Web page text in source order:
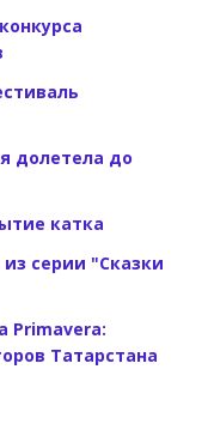
долетела до
катка
серии "Сказки
Primavera:
Татарстана